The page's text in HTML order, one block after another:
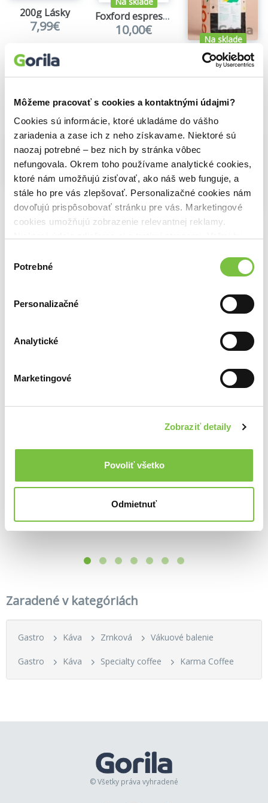
Môžeme pracovať s cookies a kontaktnými údajmi?
Cookies sú informácie, ktoré ukladáme do vášho
zariadenia a zase ich z neho získavame. Niektoré sú
naozaj potrebné – bez nich by stránka vôbec
nefungovala. Okrem toho používame analytické cookies,
ktoré nám umožňujú zisťovať, ako náš web funguje, a
stále ho pre vás zlepšovať. Personalizačné cookies nám
dovoľujú prispôsobovať stránku pre vás. Marketingové
cookies umožňujú zobrazenie relevantnej reklamy.
cookies.
súhlasu
Potrebné
Personalizačné
Analytické
Marketingové
Zobraziť detaily
Povoliť všetko
Odmietnuť
Váha: 250 g
200g Lásky
7,99€
Foxford espresso blend 250g
10,00€
Na sklade
Brasil Cerrado Diamond
Vybrané pre teba
Na sklade
Cafepoint Vianočná káva, zrnková káva
9,99€ Na sklade
7,90€
Káva pre pani učiteľku
Verticcio Ethiopia Sidamo G2
Zaradené v kategóriách
Gastro Káva Zrnková Vákuové balenie
Gastro Káva Specialty coffee Karma Coffee
© Všetky práva vyhradené